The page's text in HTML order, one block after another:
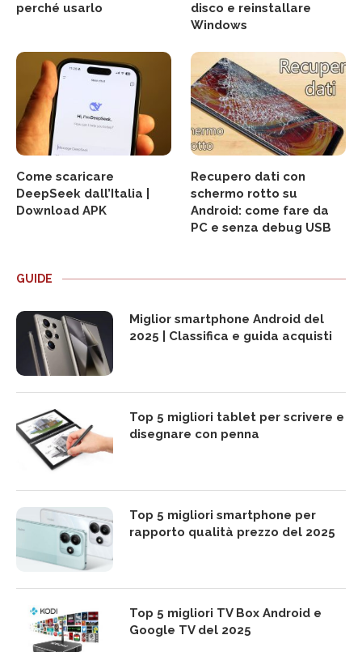
perché usarlo
disco e reinstallare
Windows
Come scaricare
DeepSeek dall’Italia |
Download APK
Recupero dati con
schermo rotto su
Android: come fare da
PC e senza debug USB
GUIDE
Miglior smartphone Android del
2025 | Classifica e guida acquisti
Top 5 migliori tablet per scrivere e
disegnare con penna
Top 5 migliori smartphone per
rapporto qualità prezzo del 2025
Top 5 migliori TV Box Android e
Google TV del 2025